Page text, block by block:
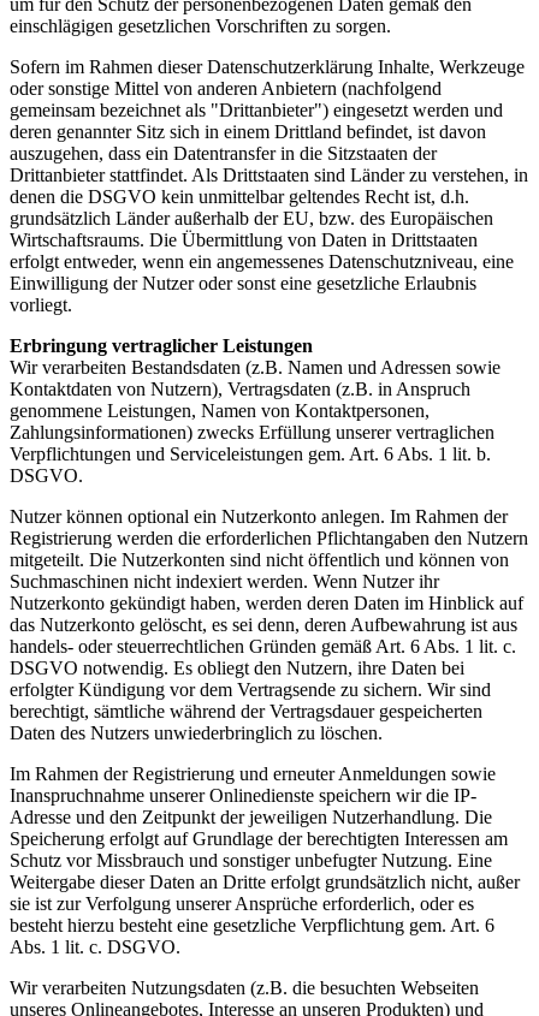
um für den Schutz der personen­bezogenen Daten gemäß den
einschlägigen gesetzlichen Vorschriften zu sorgen.
Sofern im Rahmen dieser Datenschutz­erklärung Inhalte, Werkzeuge
oder sonstige Mittel von anderen Anbietern (nachfolgend
gemeinsam bezeichnet als "Drittanbieter") eingesetzt werden und
deren genannter Sitz sich in einem Drittland befindet, ist davon
auszugehen, dass ein Datentransfer in die Sitzstaaten der
Drittanbieter stattfindet. Als Drittstaaten sind Länder zu verstehen, in
denen die DSGVO kein unmittelbar geltendes Recht ist, d.h.
grundsätzlich Länder außerhalb der EU, bzw. des Europäischen
Wirtschaftsraums. Die Übermittlung von Daten in Drittstaaten
erfolgt entweder, wenn ein angemessenes Datenschutzniveau, eine
Einwilligung der Nutzer oder sonst eine gesetzliche Erlaubnis
vorliegt.
Erbringung vertraglicher Leistungen
Wir verarbeiten Bestandsdaten (z.B. Namen und Adressen sowie
Kontaktdaten von Nutzern), Vertragsdaten (z.B. in Anspruch
genommene Leistungen, Namen von Kontaktpersonen,
Zahlungsinformationen) zwecks Erfüllung unserer vertraglichen
Verpflichtungen und Serviceleistungen gem. Art. 6 Abs. 1 lit. b.
DSGVO.
Nutzer können optional ein Nutzerkonto anlegen. Im Rahmen der
Registrierung werden die erforderlichen Pflichtangaben den Nutzern
mitgeteilt. Die Nutzerkonten sind nicht öffentlich und können von
Suchmaschinen nicht indexiert werden. Wenn Nutzer ihr
Nutzerkonto gekündigt haben, werden deren Daten im Hinblick auf
das Nutzerkonto gelöscht, es sei denn, deren Aufbewahrung ist aus
handels- oder steuerrechtlichen Gründen gemäß Art. 6 Abs. 1 lit. c.
DSGVO notwendig. Es obliegt den Nutzern, ihre Daten bei
erfolgter Kündigung vor dem Vertragsende zu sichern. Wir sind
berechtigt, sämtliche während der Vertragsdauer gespeicherten
Daten des Nutzers unwiederbringlich zu löschen.
Im Rahmen der Registrierung und erneuter Anmeldungen sowie
Inanspruchnahme unserer Onlinedienste speichern wir die IP-
Adresse und den Zeitpunkt der jeweiligen Nutzerhandlung. Die
Speicherung erfolgt auf Grundlage der berechtigten Interessen am
Schutz vor Missbrauch und sonstiger unbefugter Nutzung. Eine
Weitergabe dieser Daten an Dritte erfolgt grundsätzlich nicht, außer
sie ist zur Verfolgung unserer Ansprüche erforderlich, oder es
besteht hierzu besteht eine gesetzliche Verpflichtung gem. Art. 6
Abs. 1 lit. c. DSGVO.
Wir verarbeiten Nutzungsdaten (z.B. die besuchten Webseiten
unseres Onlineangebotes, Interesse an unseren Produkten) und